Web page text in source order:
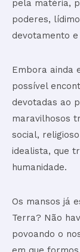
pela matéria,
poderes,
devotamento
Embora ainda
possível
devotadas ao
maravilhosos
social,
idealista, que
humanidade.
Os mansos já
Terra? Não
povoando o